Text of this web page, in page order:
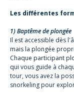
Les différentes
1) Baptême de plongée
Il est accessible dès
mais la plongée
Chaque participant
qui vous guide à
tour, vous avez la
snorkeling pour